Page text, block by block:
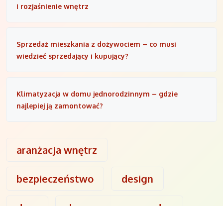
i rozjaśnienie wnętrz
Sprzedaż mieszkania z dożywociem – co musi
wiedzieć sprzedający i kupujący?
Klimatyzacja w domu jednorodzinnym – gdzie
najlepiej ją zamontować?
aranżacja wnętrz
bezpieczeństwo design